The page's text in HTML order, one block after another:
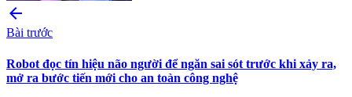
arrow_back
Bài trước
Robot đọc tín hiệu não người để ngăn sai sót trước khi xảy ra,
mở ra bước tiến mới cho an toàn công nghệ